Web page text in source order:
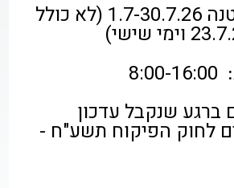
תאריכי הקייטנה 1.7-30.7.26 (לא כולל
8:00-16:00
ברגע שנקבל עדכון
לחוק הפיקוח תשע"ח -